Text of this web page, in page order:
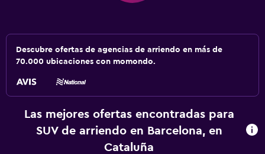
Descubre ofertas de agencias de arriendo en más de
70.000 ubicaciones con momondo.
Las mejores ofertas encontradas para
SUV de arriendo en Barcelona, en
Cataluña